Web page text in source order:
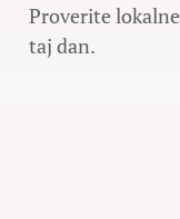
Proverite
taj dan.